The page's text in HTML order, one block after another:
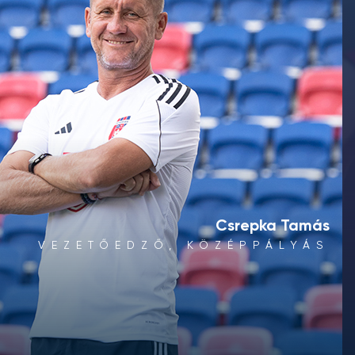
Csrepka Tamás
VEZETŐEDZŐ, KÖZÉPPÁLYÁS